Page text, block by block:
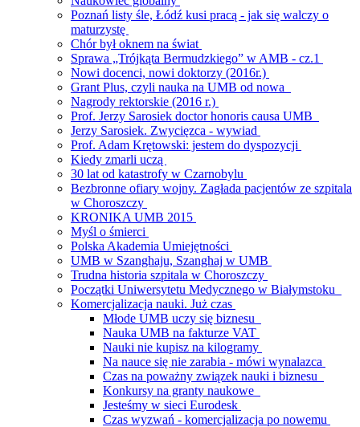
Poznań listy śle, Łódź kusi pracą - jak się walczy o
maturzystę
Chór był oknem na świat
Sprawa „Trójkąta Bermudzkiego” w AMB - cz.1
Nowi docenci, nowi doktorzy (2016r.)
Grant Plus, czyli nauka na UMB od nowa
Nagrody rektorskie (2016 r.)
Prof. Jerzy Sarosiek doctor honoris causa UMB
Jerzy Sarosiek. Zwycięzca - wywiad
Prof. Adam Krętowski: jestem do dyspozycji
Kiedy zmarli uczą
30 lat od katastrofy w Czarnobylu
Bezbronne ofiary wojny. Zagłada pacjentów ze szpitala
w Choroszczy
KRONIKA UMB 2015
Myśl o śmierci
Polska Akademia Umiejętności
UMB w Szanghaju, Szanghaj w UMB
Trudna historia szpitala w Choroszczy
Początki Uniwersytetu Medycznego w Białymstoku
Komercjalizacja nauki. Już czas
Młode UMB uczy się biznesu
Nauka UMB na fakturze VAT
Nauki nie kupisz na kilogramy
Na nauce się nie zarabia - mówi wynalazca
Czas na poważny związek nauki i biznesu
Konkursy na granty naukowe
Jesteśmy w sieci Eurodesk
Czas wyzwań - komercjalizacja po nowemu